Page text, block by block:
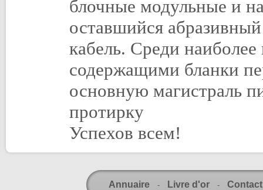
блочные модульные и
оставшийся
кабель. Среди
содержащими бланки
основную магистраль
протирку
Успехов всем!
Annuaire - Livre d'or - Contact